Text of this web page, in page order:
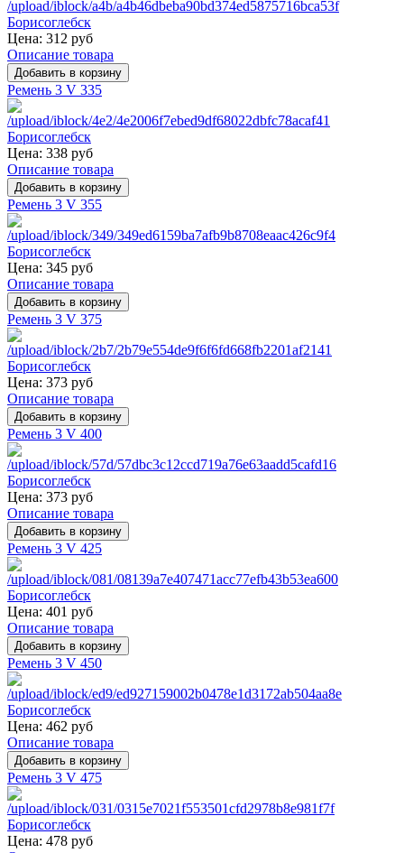
Цена: 312 руб
Описание товара
Ремень 3 V 335
Цена: 338 руб
Описание товара
Ремень 3 V 355
Цена: 345 руб
Описание товара
Ремень 3 V 375
Цена: 373 руб
Описание товара
Ремень 3 V 400
Цена: 373 руб
Описание товара
Ремень 3 V 425
Цена: 401 руб
Описание товара
Ремень 3 V 450
Цена: 462 руб
Описание товара
Ремень 3 V 475
Цена: 478 руб